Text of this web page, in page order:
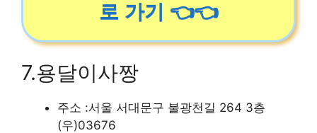
로 가기 👈👈
7.용달이사짱
주소 :서울 서대문구 불광천길 264 3층
(우)03676